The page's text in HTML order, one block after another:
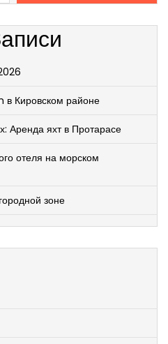
в Кировском районе
Аренда яхт в Протарасе
отеля на морском
зоне